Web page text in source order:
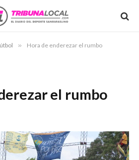
» Hora de enderezar el rumbo
el rumbo